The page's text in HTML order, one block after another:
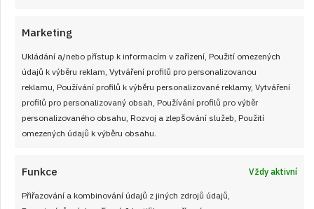
Marketing
Ukládání a/nebo přístup k informacím v zařízení, Použití omezených
údajů k výběru reklam, Vytváření profilů pro personalizovanou
reklamu, Používání profilů k výběru personalizované reklamy, Vytváření
profilů pro personalizovaný obsah, Používání profilů pro výběr
personalizovaného obsahu, Rozvoj a zlepšování služeb, Použití
omezených údajů k výběru obsahu.
Funkce Vždy aktivní
Přiřazování a kombinování údajů z jiných zdrojů údajů,
a křupavých brambor
Prohlédněte si recept s postupem krok za krokem na
vynikající a rychlé jídlo, připravené během půl hodiny a
překvapte svojí rodinu skvělou večeří.
ČÍST RECEPT